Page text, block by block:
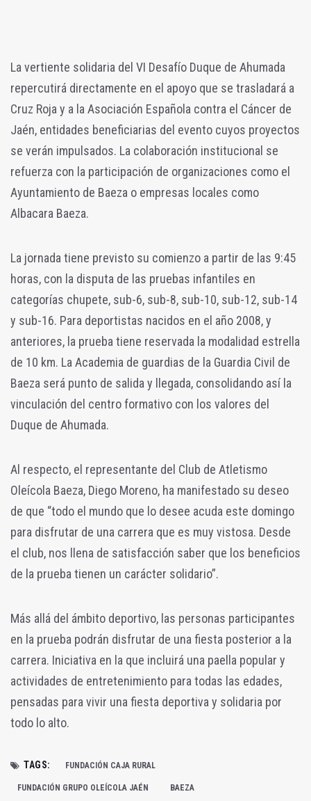
La vertiente solidaria del VI Desafío Duque de Ahumada
repercutirá directamente en el apoyo que se trasladará a
Cruz Roja y a la Asociación Española contra el Cáncer de
Jaén, entidades beneficiarias del evento cuyos proyectos
se verán impulsados. La colaboración institucional se
refuerza con la participación de organizaciones como el
Ayuntamiento de Baeza o empresas locales como
Albacara Baeza.
La jornada tiene previsto su comienzo a partir de las 9:45
horas, con la disputa de las pruebas infantiles en
categorías chupete, sub-6, sub-8, sub-10, sub-12, sub-14
y sub-16. Para deportistas nacidos en el año 2008, y
anteriores, la prueba tiene reservada la modalidad estrella
de 10 km. La Academia de guardias de la Guardia Civil de
Baeza será punto de salida y llegada, consolidando así la
vinculación del centro formativo con los valores del
Duque de Ahumada.
Al respecto, el representante del Club de Atletismo
Oleícola Baeza, Diego Moreno, ha manifestado su deseo
de que “todo el mundo que lo desee acuda este domingo
para disfrutar de una carrera que es muy vistosa. Desde
el club, nos llena de satisfacción saber que los beneficios
de la prueba tienen un carácter solidario”.
Más allá del ámbito deportivo, las personas participantes
en la prueba podrán disfrutar de una fiesta posterior a la
carrera. Iniciativa en la que incluirá una paella popular y
actividades de entretenimiento para todas las edades,
pensadas para vivir una fiesta deportiva y solidaria por
todo lo alto.
TAGS: FUNDACIÓN CAJA RURAL
FUNDACIÓN GRUPO OLEÍCOLA JAÉN BAEZA